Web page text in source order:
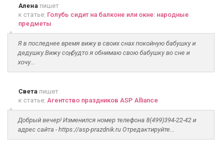
Алена пишет
к статье: Голубь сидит на балконе или окне: народные
предметы
Я в последнее время вижу в своих снах покойную бабушку и
дедушку.Вижу соң, будто я обнимаю свою бабушку во сне и
хочу...
Света пишет
к статье: Агентство праздников ASP Alliance
Добрый вечер! Изменился номер телефона 8(499)394-22-42 и
адрес сайта - https://asp-prazdnik.ru Отредактируйте...